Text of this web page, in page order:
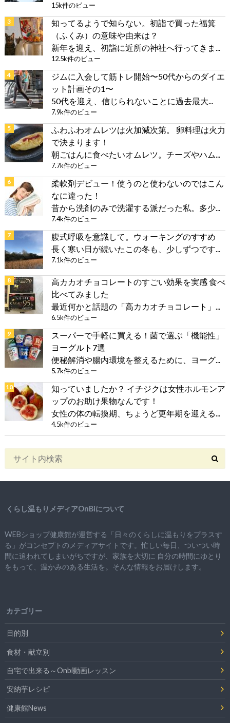
15k件のビュー
知ってるようで知らない。初詣で買った福箕
（ふくみ）の意味や由来は？
新年を迎え、初詣に近所の神社へ行ってきま...
12.5k件のビュー
ジムに入会して筋トレ開始〜50代からのダイエ
ット計画その1〜
50代を迎え、信じられないことに過去最大...
7.9k件のビュー
ふわふわオムレツは火加減次第。 卵料理は火力
で決まります！
朝ごはんに食べたいオムレツ。チーズやハム...
7.7k件のビュー
柔軟剤デビュー！使うのと使わないのではこん
なに違った！
昔から洗剤のみで洗濯する派だった私。多少...
7.4k件のビュー
腹式呼吸を意識して。ウォーキングのすすめ
長く寒い日が続いたこの冬も、少しずつです...
7.1k件のビュー
高カカオチョコレートのすごい効果を実感 食べ
比べてみました
最近何かと話題の「高カカオチョコレート」...
6.5k件のビュー
スーパーで手軽に買える！菌で選ぶ「機能性」
ヨーグルト7選
便秘解消や腸内環境を整えるために、ヨーグ...
5.7k件のビュー
知っていましたか？ イチジクは女性ホルモンア
ップのお助け果物なんです！
女性の体の転換期、ちょうど更年期を迎える...
4.5k件のビュー
くらし温もりメディアOnBiについて
WEBショップ健康館が運営する「日々のくらしに温もりをプラスす
る」がコンセプトのメディアサイトです。忙しい毎日、ついつい時
間に追われてしまいがちですが、 家族を大切に 自分の時間にゆとり
をもって、 温かみのある生活を。そんな情報をお届けします。
カテゴリー
目的別
食材・献立別
自宅で出来る～Onbi動画レッスン
安納芋レシピ
健康館News